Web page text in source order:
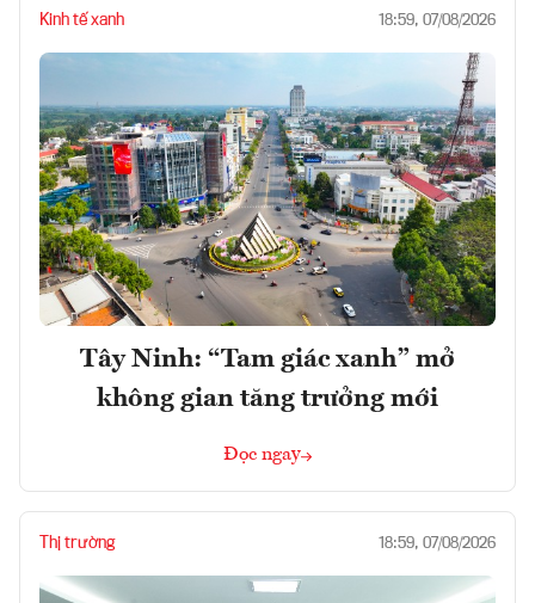
Kinh tế xanh 18:59, 07/08/2026
Tây Ninh: “Tam giác xanh” mở
không gian tăng trưởng mới
Đọc ngay
Thị trường 18:59, 07/08/2026